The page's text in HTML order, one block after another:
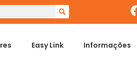
Easy Link Informações